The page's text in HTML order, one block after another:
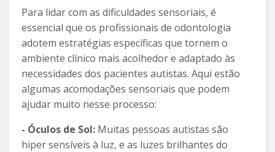
Para lidar com as dificuldades sensoriais, é
essencial que os profissionais de odontologia
adotem estratégias específicas que tornem o
ambiente clínico mais acolhedor e adaptado às
necessidades dos pacientes autistas. Aqui estão
algumas acomodações sensoriais que podem
ajudar muito nesse processo:
- Óculos de Sol: Muitas pessoas autistas são
hiper sensíveis à luz, e as luzes brilhantes do